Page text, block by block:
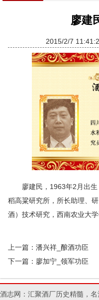
廖建
2015/2/7
廖建民，1963年2月出生
稻高粱研究所，所长助理、
酒）技术研究，西南农业大学
上一篇： 潘兴祥_酿酒功臣
下一篇： 廖加宁_领军功臣
酒志网：汇聚酒厂历史精髓，